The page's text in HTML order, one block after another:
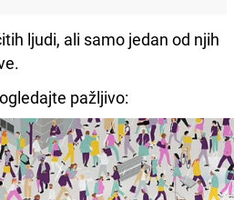
ljudi, ali samo jedan od njih
pažljivo: